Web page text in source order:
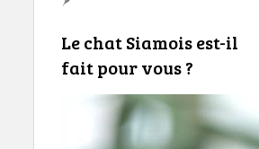
Le chat Siamois est-il
fait pour vous ?